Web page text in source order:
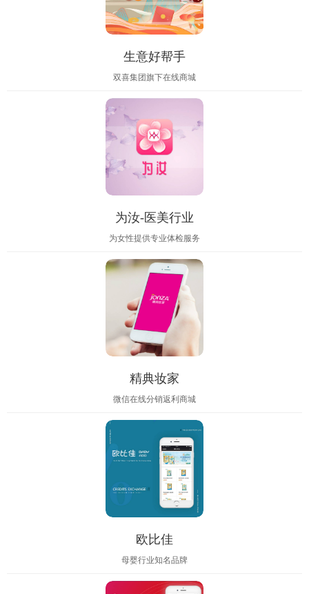
生意好帮手
双喜集团旗下在线商城
为汝-医美行业
为女性提供专业体检服务
精典妆家
微信在线分销返利商城
欧比佳
母婴行业知名品牌